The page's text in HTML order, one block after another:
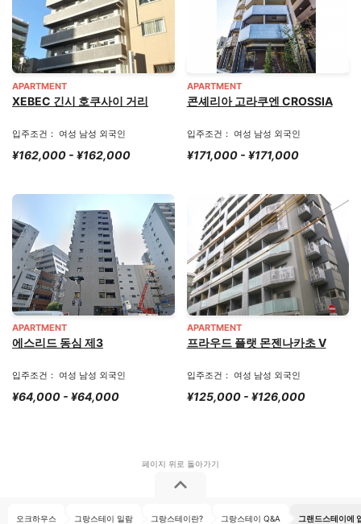
APARTMENT
XEBEC 긴시 호쿠사이 거리
입주조건： 여성 남성 외국인
¥162,000 - ¥162,000
APARTMENT
콘셰리아 고라쿠엔 CROSSIA
입주조건： 여성 남성 외국인
¥171,000 - ¥171,000
APARTMENT
에스리드 동심 제3
입주조건： 여성 남성 외국인
¥64,000 - ¥64,000
APARTMENT
프라우드 플랫 몬젠나카초 V
입주조건： 여성 남성 외국인
¥125,000 - ¥126,000
오크하우스 그랑스테이 일람 그랑스테이란? 그랑스테이 Q&A 그랜드스테이에